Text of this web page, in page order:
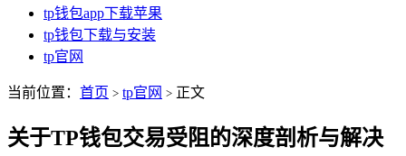
tp钱包app下载苹果
tp钱包下载与安装
tp官网
当前位置： 首页 > tp官网 > 正文
关于TP钱包交易受阻的深度剖析与解决